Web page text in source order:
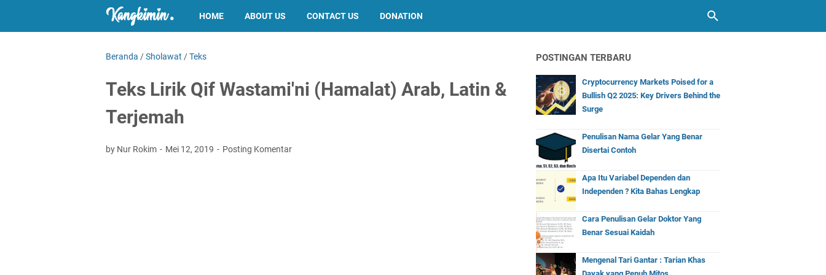
HOME ABOUT US CONTACT US DONATION
Beranda /Sholawat /Teks
Teks Lirik Qif Wastami'ni (Hamalat) Arab, Latin &
Terjemah
by Nur Rokim Mei 12, 2019 Posting Komentar
POSTINGAN TERBARU
Cryptocurrency Markets Poised for a
Bullish Q2 2025: Key Drivers Behind the
Surge
Penulisan Nama Gelar Yang Benar
Disertai Contoh
Apa Itu Variabel Dependen dan
Independen ? Kita Bahas Lengkap
Cara Penulisan Gelar Doktor Yang
Benar Sesuai Kaidah
Mengenal Tari Gantar : Tarian Khas